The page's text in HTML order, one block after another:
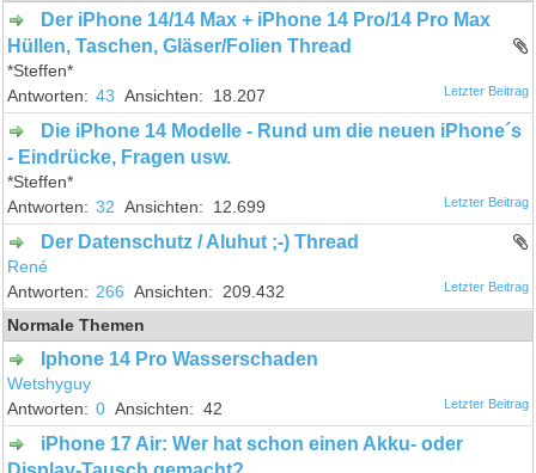
Der iPhone 14/14 Max + iPhone 14 Pro/14 Pro Max
Hüllen, Taschen, Gläser/Folien Thread
*Steffen*
43
18.207
Die iPhone 14 Modelle - Rund um die neuen iPhone´s
- Eindrücke, Fragen usw.
*Steffen*
32
12.699
Der Datenschutz / Aluhut ;-) Thread
René
266
209.432
Normale Themen
Iphone 14 Pro Wasserschaden
Wetshyguy
0
42
iPhone 17 Air: Wer hat schon einen Akku- oder